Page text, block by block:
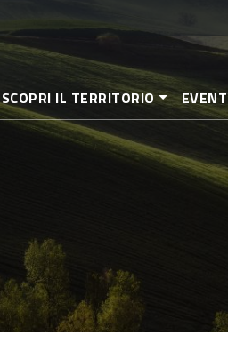
al
contenuto
principale
SCOPRI IL TERRITORIO